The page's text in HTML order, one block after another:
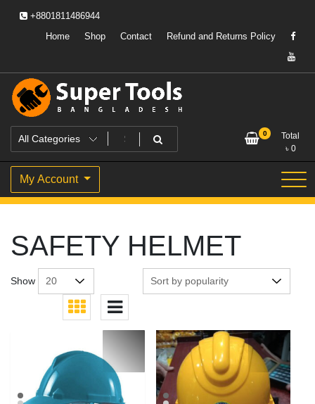
+8801811486944
Home
Shop Contact Refund and Returns Policy
Super Tools Bangladesh
Powering Professionals. Building Bangladesh.
0
Total
৳ 0
My Account
SAFETY HELMET
Show